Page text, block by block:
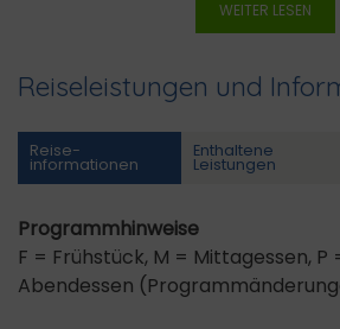
WEITER LESEN
Reiseleistungen und
Reise­
informationen
Enthaltene
Leistungen
Programmhinweise
F = Frühstück, M = Mittagessen, P
Abendessen